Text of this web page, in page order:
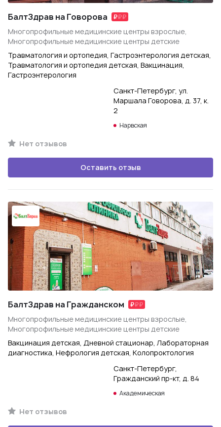
БалтЗдрав на Говорова
Многопрофильные медицинские центры взрослые,
Многопрофильные медицинские центры детские
Травматология и ортопедия, Гастроэнтерология детская,
Травматология и ортопедия детская, Вакцинация,
Гастроэнтерология
Санкт-Петербург, ул.
Маршала Говорова, д. 37, к.
2
Нарвская
Нет отзывов
Оставить отзыв
БалтЗдрав на Гражданском
Многопрофильные медицинские центры взрослые,
Многопрофильные медицинские центры детские
Вакцинация детская, Дневной стационар, Лабораторная
диагностика, Нефрология детская, Колопроктология
Санкт-Петербург,
Гражданский пр-кт, д. 84
Академическая
Нет отзывов